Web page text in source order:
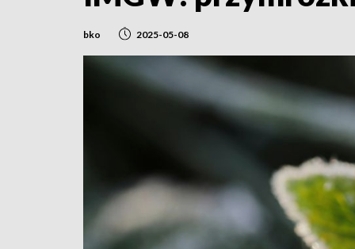
bko 2025-05-08